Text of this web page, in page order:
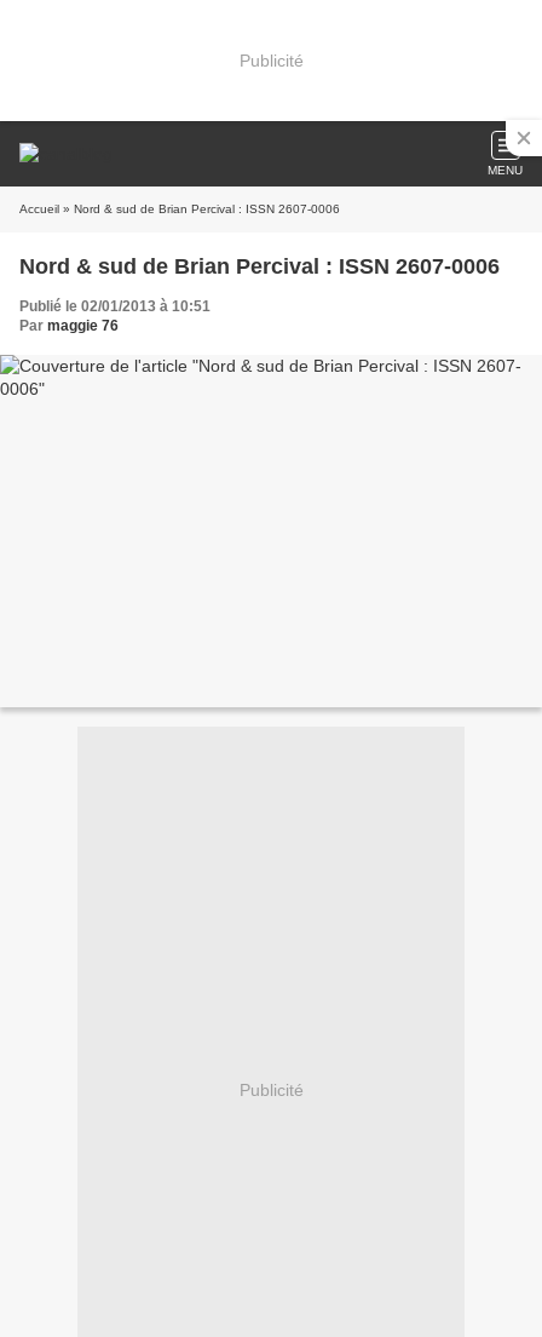
Publicité
MENU
Accueil » Nord & sud de Brian Percival : ISSN 2607-0006
Nord & sud de Brian Percival : ISSN 2607-0006
Publié le 02/01/2013 à 10:51
Par maggie 76
Publicité